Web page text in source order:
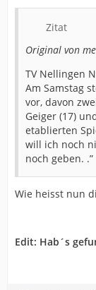
Zitat
Original von
TV Nellingen
Am Samstag
vor, davon
Geiger (17)
etablierten
will ich noch
noch geben. .”
Wie heisst nun
Edit: Hab´s